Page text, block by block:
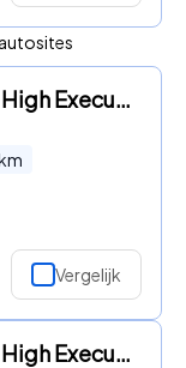
BMW i4 - M50 High Executive 84 kWh
Vergelijk
BMW i4 - M50 High Executive 84 kWh | SOH 100%! | Pano | Memory stoel